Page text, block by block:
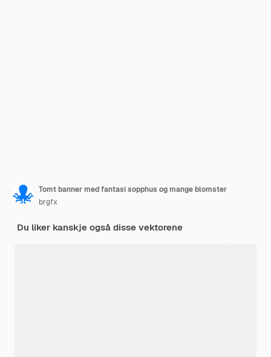
Tomt banner med fantasi sopphus og mange blomster
brgfx
Du liker kanskje også disse vektorene